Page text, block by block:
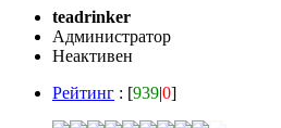
teadrinker
Администратор
Неактивен
Рейтинг : [939|0]